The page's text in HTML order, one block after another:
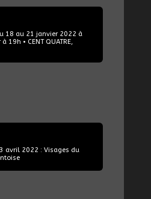
18 au 21 janvier 2022 à
19h • CENT QUATRE,
avril 2022 : Visages du